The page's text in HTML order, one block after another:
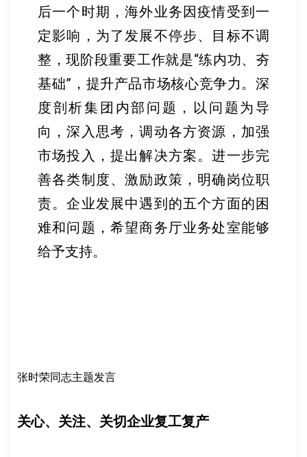
后一个时期，海外业务因疫情受到一
定影响，为了发展不停步、目标不调
整，现阶段重要工作就是“练内功、夯
基础”，提升产品市场核心竞争力。深
度剖析集团内部问题，以问题为导
向，深入思考，调动各方资源，加强
市场投入，提出解决方案。进一步完
善各类制度、激励政策，明确岗位职
责。企业发展中遇到的五个方面的困
难和问题，希望商务厅业务处室能够
给予支持。
张时荣同志主题发言
关心、关注、关切企业复工复产